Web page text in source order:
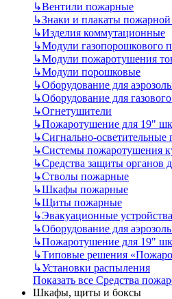
↳Вентили пожарные
↳Знаки и плакаты пожарной
↳Изделия коммутационные
↳Модули газопорошкового
↳Модули пожаротушения
↳Модули порошковые
↳Оборудование для
↳Оборудование для
↳Огнетушители
↳Пожаротушение для 19"
↳Сигнально-осветительные
↳Системы пожаротушения
↳Средства защиты органов
↳Стволы пожарные
↳Шкафы пожарные
↳Щиты пожарные
↳Эвакуационные устройства
↳Оборудование для
↳Пожаротушение для 19"
↳Типовые решения
↳Установки распыления
Показать все Средства
Шкафы, щиты и боксы